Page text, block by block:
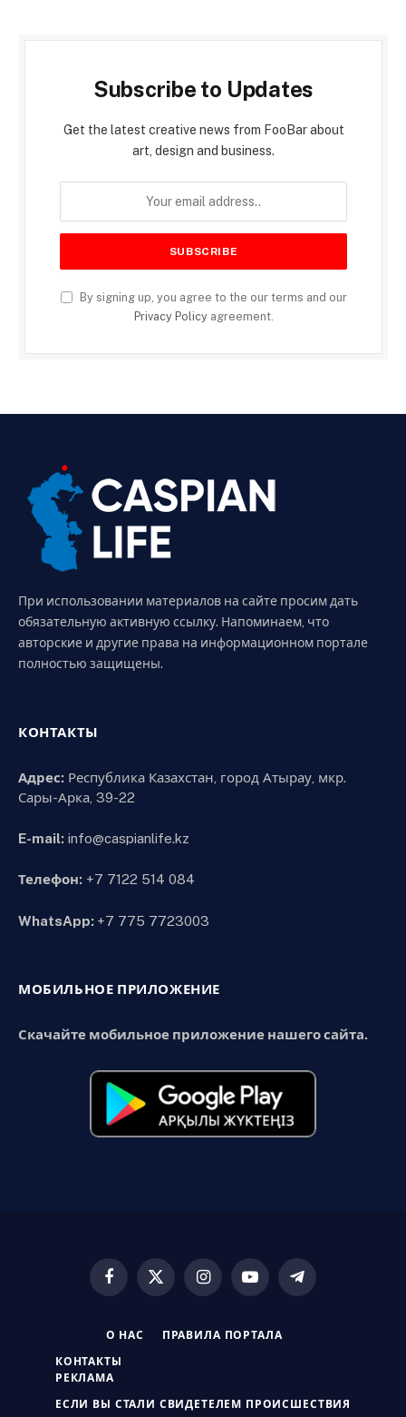
Subscribe to Updates
Get the latest creative news from FooBar about
art, design and business.
By signing up, you agree to the our terms and our
Privacy Policyagreement.
При использовании материалов на сайте просим дать
обязательную активную ссылку. Напоминаем, что
авторские и другие права на информационном портале
полностью защищены.
КОНТАКТЫ
Адрес: Республика Казахстан, город Атырау, мкр.
Сары-Арка, 39-22
E-mail: info@caspianlife.kz
Телефон: +7 7122 514 084
WhatsApp: +7 775 7723003
МОБИЛЬНОЕ ПРИЛОЖЕНИЕ
Скачайте мобильное приложение нашего сайта.
Facebook
X
InstagramYouTubeTelegram
О НАС ПРАВИЛА ПОРТАЛА
КОНТАКТЫ
РЕКЛАМА
ЕСЛИ ВЫ СТАЛИ СВИДЕТЕЛЕМ ПРОИСШЕСТВИЯ